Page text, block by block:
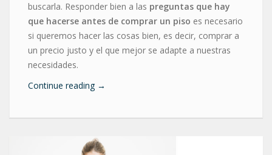
buscarla. Responder bien a las preguntas que hay
que hacerse antes de comprar un piso es necesario
si queremos hacer las cosas bien, es decir, comprar a
un precio justo y el que mejor se adapte a nuestras
necesidades.
Continue reading →